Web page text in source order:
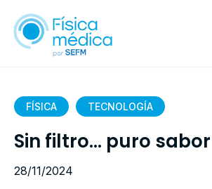
FÍSICA TECNOLOGÍA
Sin filtro… puro sabor
28/11/2024